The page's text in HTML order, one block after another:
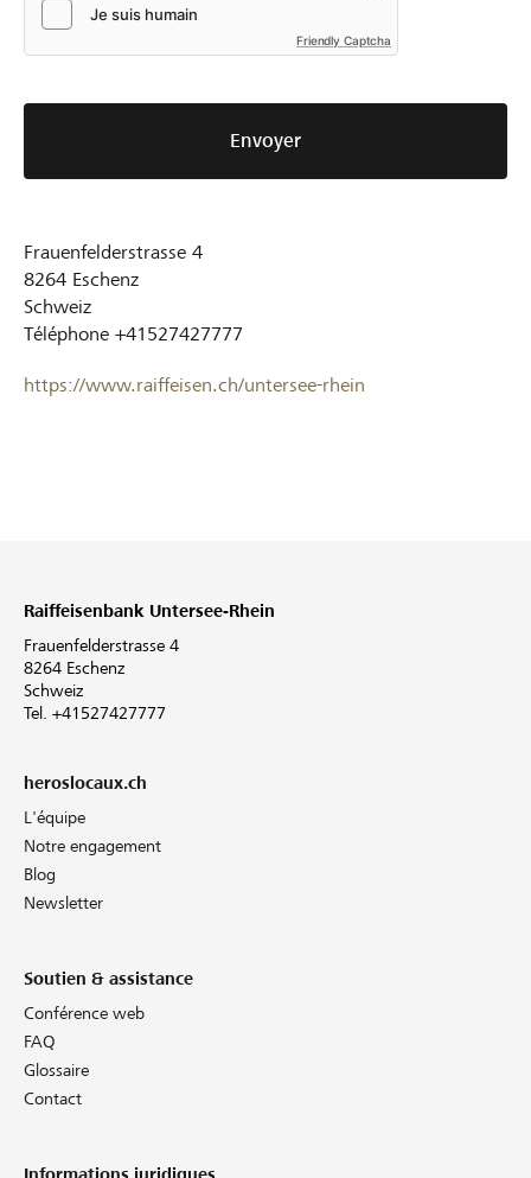
Friendly Captcha
Envoyer
Frauenfelderstrasse 4
8264 Eschenz
Schweiz
Téléphone +41527427777
https://www.raiffeisen.ch/untersee-rhein
Raiffeisenbank Untersee-Rhein
Frauenfelderstrasse 4
8264 Eschenz
Schweiz
Tel. +41527427777
heroslocaux.ch
L'équipe
Notre engagement
Blog
Newsletter
Soutien & assistance
Conférence web
FAQ
Glossaire
Contact
Informations juridiques